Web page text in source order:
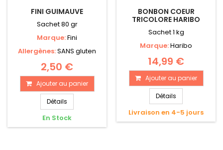
FINI GUIMAUVE
Sachet 80 gr
Marque:Fini
Allergènes:SANS gluten
2,50 €
Ajouter au panier
Détails
En Stock
BONBON COEUR
TRICOLORE HARIBO
Sachet 1 kg
Marque:Haribo
14,99 €
Ajouter au panier
Détails
Livraison en 4-5 jours